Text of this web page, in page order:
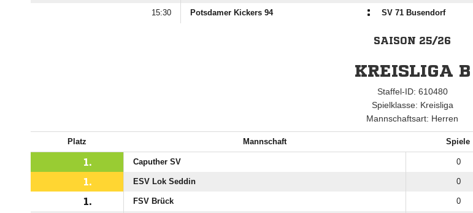
 Potsdamer Kickers 94 : SV 71 Busendorf
SAISON 25/26
KREISLIGA B
Staffel-ID: 610480
Spielklasse: Kreisliga
Mannschaftsart: Herren
Platz Mannschaft Spiele
1. Caputher SV 0
1.
ESV Lok Seddin 0
1.
FSV Brück 0